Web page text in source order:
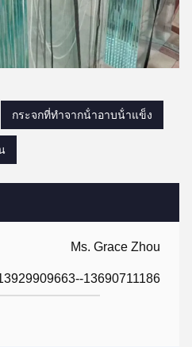
Ms. Grace Zhou
13690711186
กระจกที่ทําจากน้ําอาบน้ําแข็ง